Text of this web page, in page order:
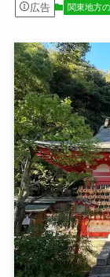
広告 関東地方